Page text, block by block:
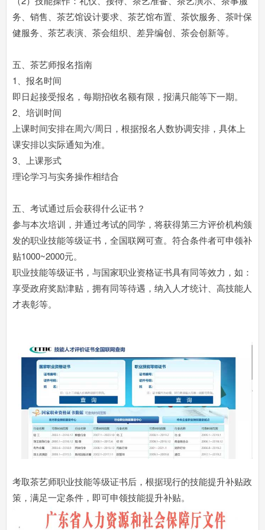
务、销售、茶艺馆设计要求、茶艺馆布置、茶饮服务、茶叶保
健服务、茶艺表演、茶会组织、差异编创、茶会创新等。
五、茶艺师报名指南
1、报名时间
即日起接受报名，每期招收名额有限，报满只能等下一期。
2、培训时间
上课时间安排在周六/周日，根据报名人数协调安排，具体上
课安排以实际通知为准。
3、上课形式
理论学习与实务操作相结合
五、考试通过后会获得什么证书？
参与本次培训，并通过考试的同学，将获得第三方评价机构颁
发的职业技能等级证书，全国联网可查。符合条件者可申领补
贴1000~2000元。
职业技能等级证书，与国家职业资格证书具有同等效力，如：
享受政府奖励津贴，拥有同等待遇，纳入人才统计、高技能人
才表彰等。
考取茶艺师职业技能等级证书后，根据现行的技能提升补贴政
策，满足一定条件，即可申领技能提升补贴。